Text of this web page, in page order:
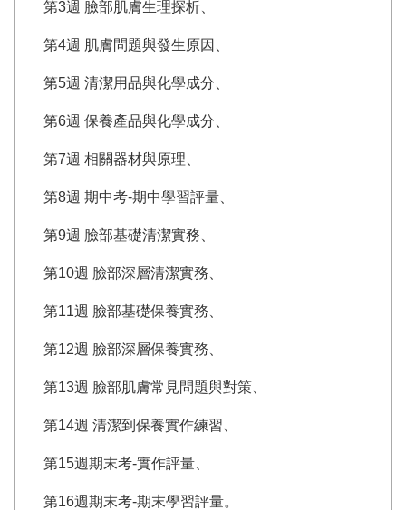
第3週 臉部肌膚生理探析、
第4週 肌膚問題與發生原因、
第5週 清潔用品與化學成分、
第6週 保養產品與化學成分、
第7週 相關器材與原理、
第8週 期中考-期中學習評量、
第9週 臉部基礎清潔實務、
第10週 臉部深層清潔實務、
第11週 臉部基礎保養實務、
第12週 臉部深層保養實務、
第13週 臉部肌膚常見問題與對策、
第14週 清潔到保養實作練習、
第15週期末考-實作評量、
第16週期末考-期末學習評量。